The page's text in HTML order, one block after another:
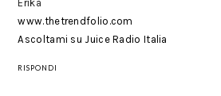
Erika
www.thetrendfolio.com
Ascoltami su Juice Radio Italia
RISPONDI